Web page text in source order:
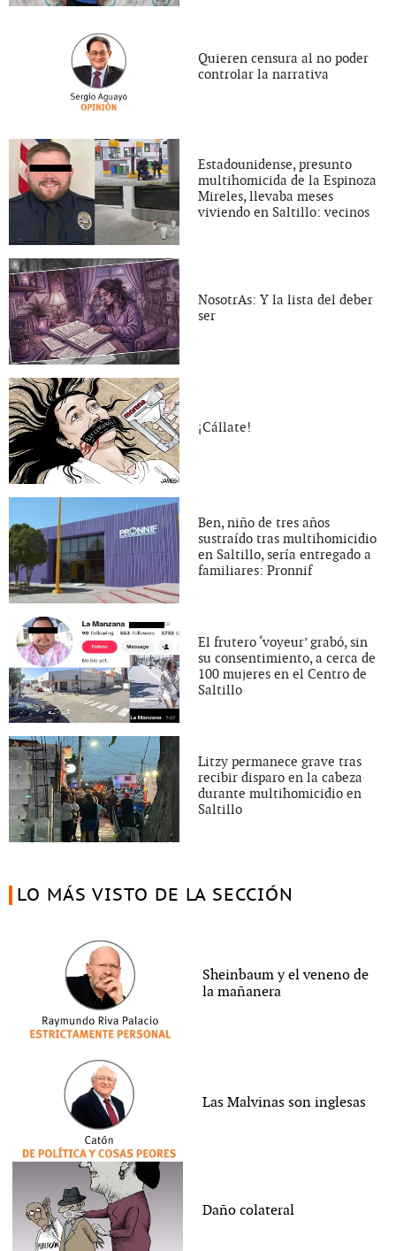
Quieren censura al no poder
controlar la narrativa
Estadounidense, presunto
multihomicida de la Espinoza
Mireles, llevaba meses
viviendo en Saltillo: vecinos
NosotrAs: Y la lista del deber
ser
¡Cállate!
Ben, niño de tres años
sustraído tras multihomicidio
en Saltillo, sería entregado a
familiares: Pronnif
El frutero ‘voyeur’ grabó, sin
su consentimiento, a cerca de
100 mujeres en el Centro de
Saltillo
Litzy permanece grave tras
recibir disparo en la cabeza
durante multihomicidio en
Saltillo
LO MÁS VISTO DE LA SECCIÓN
Sheinbaum y el veneno de
la mañanera
Las Malvinas son inglesas
Daño colateral